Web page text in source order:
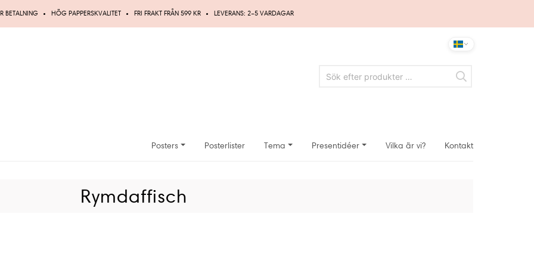
BETALNING HÖG PAPPERSKVALITET FRI FRAKT FRÅN 599 KR LEVERANS: 2–5 VARDAGAR
Posters Posterlister Tema Presentidéer Vilka är vi? Kontakt
Rymdaffisch